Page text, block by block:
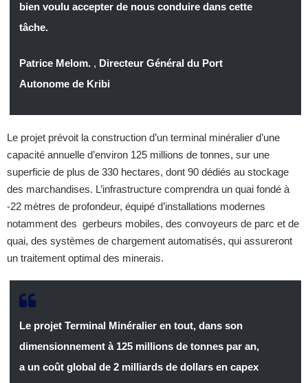
bien voulu accepter de nous conduire dans cette
tâche.
Patrice Melom. , Directeur Général du Port
Autonome de Kribi
Le projet prévoit la construction d’un terminal minéralier d’une
capacité annuelle d’environ 125 millions de tonnes, sur une
superficie de plus de 330 hectares, dont 90 dédiés au stockage
des marchandises. L’infrastructure comprendra un quai fondé à
-22 mètres de profondeur, équipé d’installations modernes
notamment des gerbeurs mobiles, des convoyeurs de parc et de
quai, des systèmes de chargement automatisés, qui assureront
un traitement optimal des minerais.
Le projet Terminal Minéralier en tout, dans son
dimensionnement à 125 millions de tonnes par an,
a un coût global de 2 milliards de dollars en capex